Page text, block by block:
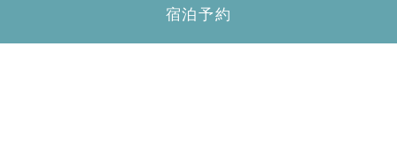
宿泊予約